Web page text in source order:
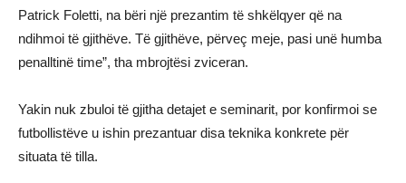
Patrick Foletti, na bëri një prezantim të shkëlqyer që na
ndihmoi të gjithëve. Të gjithëve, përveç meje, pasi unë humba
penalltinë time”, tha mbrojtësi zviceran.
Yakin nuk zbuloi të gjitha detajet e seminarit, por konfirmoi se
futbollistëve u ishin prezantuar disa teknika konkrete për
situata të tilla.